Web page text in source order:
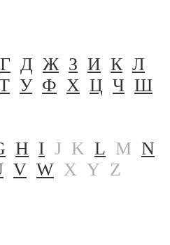
Г Д Ж З И К Л
У Ф Х Ц Ч Ш
H I J K L M N
V W X Y Z